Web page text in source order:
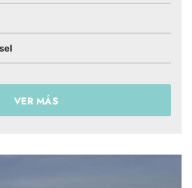
VER MÁS